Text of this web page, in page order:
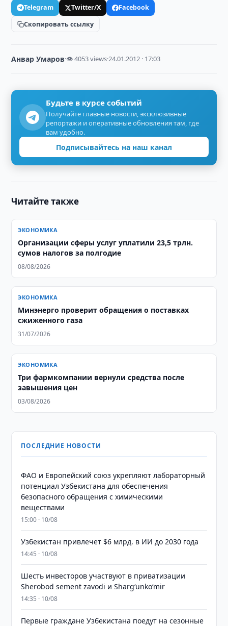
Telegram Twitter/X
Facebook
Скопировать ссылку
Анвар Умаров·👁 4053 views·24.01.2012 · 17:03
Будьте в курсе событий
Получайте главные новости, эксклюзивные
репортажи и оперативные обновления там, где
вам удобно.
Подписывайтесь на наш канал
Читайте также
ЭКОНОМИКА
Организации сферы услуг уплатили 23,5 трлн.
сумов налогов за полгодие
08/08/2026
ЭКОНОМИКА
Минэнерго проверит обращения о поставках
сжиженного газа
31/07/2026
ЭКОНОМИКА
Три фармкомпании вернули средства после
завышения цен
03/08/2026
ПОСЛЕДНИЕ НОВОСТИ
ФАО и Европейский союз укрепляют лабораторный
потенциал Узбекистана для обеспечения
безопасного обращения с химическими
веществами
15:00 · 10/08
Узбекистан привлечет $6 млрд. в ИИ до 2030 года
14:45 · 10/08
Шесть инвесторов участвуют в приватизации
Sherobod sement zavodi и Shargʻunkoʻmir
14:35 · 10/08
Первые граждане Узбекистана поедут на сезонные